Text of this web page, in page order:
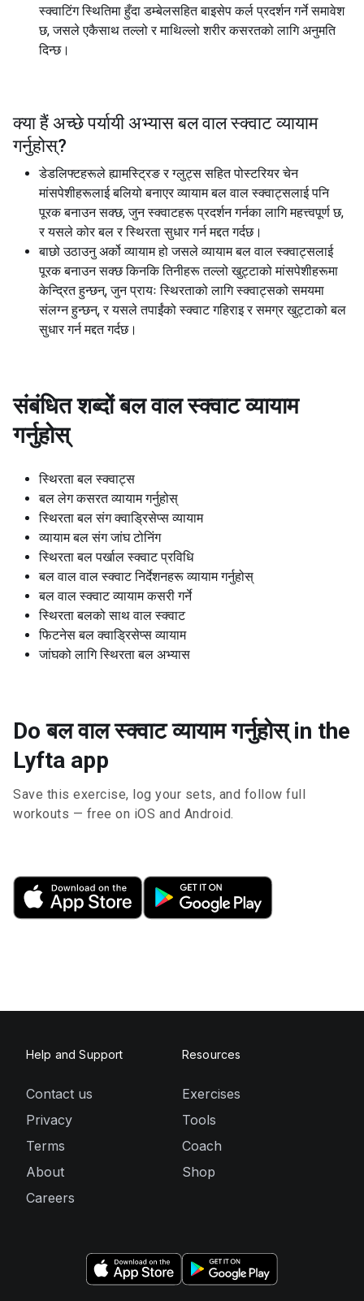
स्क्वाटिंग स्थितिमा हुँदा डम्बेलसहित बाइसेप कर्ल प्रदर्शन गर्ने समावेश
छ, जसले एकैसाथ तल्लो र माथिल्लो शरीर कसरतको लागि अनुमति
दिन्छ।
क्या हैं अच्छे पर्यायी अभ्यास बल वाल स्क्वाट व्यायाम
गर्नुहोस्?
डेडलिफ्टहरूले ह्यामस्ट्रिङ र ग्लुट्स सहित पोस्टरियर चेन
मांसपेशीहरूलाई बलियो बनाएर व्यायाम बल वाल स्क्वाट्सलाई पनि
पूरक बनाउन सक्छ, जुन स्क्वाटहरू प्रदर्शन गर्नका लागि महत्त्वपूर्ण छ,
र यसले कोर बल र स्थिरता सुधार गर्न मद्दत गर्दछ।
बाछो उठाउनु अर्को व्यायाम हो जसले व्यायाम बल वाल स्क्वाट्सलाई
पूरक बनाउन सक्छ किनकि तिनीहरू तल्लो खुट्टाको मांसपेशीहरूमा
केन्द्रित हुन्छन्, जुन प्रायः स्थिरताको लागि स्क्वाट्सको समयमा
संलग्न हुन्छन्, र यसले तपाईंको स्क्वाट गहिराइ र समग्र खुट्टाको बल
सुधार गर्न मद्दत गर्दछ।
संबंधित शब्दों बल वाल स्क्वाट व्यायाम
गर्नुहोस्
स्थिरता बल स्क्वाट्स
बल लेग कसरत व्यायाम गर्नुहोस्
स्थिरता बल संग क्वाड्रिसेप्स व्यायाम
व्यायाम बल संग जांघ टोनिंग
स्थिरता बल पर्खाल स्क्वाट प्रविधि
बल वाल वाल स्क्वाट निर्देशनहरू व्यायाम गर्नुहोस्
बल वाल स्क्वाट व्यायाम कसरी गर्ने
स्थिरता बलको साथ वाल स्क्वाट
फिटनेस बल क्वाड्रिसेप्स व्यायाम
जांघको लागि स्थिरता बल अभ्यास
Do बल वाल स्क्वाट व्यायाम गर्नुहोस् in the
Lyfta app
Save this exercise, log your sets, and follow full
workouts — free on iOS and Android.
Help and Support
Contact us
Privacy
Terms
About
Careers
Resources
Exercises
Tools
Coach
Shop